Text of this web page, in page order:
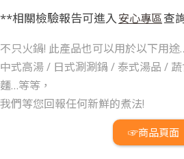
**相關檢驗報告可進入安心專區查
不只火鍋! 此產品也可以用於以下用途
中式高湯 / 日式涮涮鍋 / 泰式湯品 /
麵…等等，
我們等您回報任何新鮮的煮法!
☞商品頁面